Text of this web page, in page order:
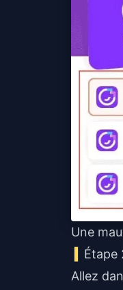
Une
Étape
Allez